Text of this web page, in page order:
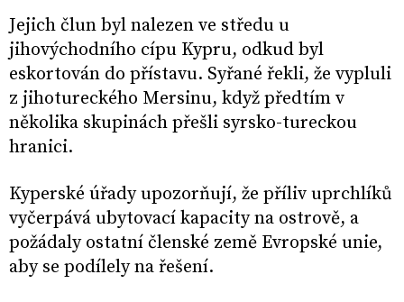
Jejich člun byl nalezen ve středu u
jihovýchodního cípu Kypru, odkud byl
eskortován do přístavu. Syřané řekli, že vypluli
z jihotureckého Mersinu, když předtím v
několika skupinách přešli syrsko-tureckou
hranici.
Kyperské úřady upozorňují, že příliv uprchlíků
vyčerpává ubytovací kapacity na ostrově, a
požádaly ostatní členské země Evropské unie,
aby se podílely na řešení.